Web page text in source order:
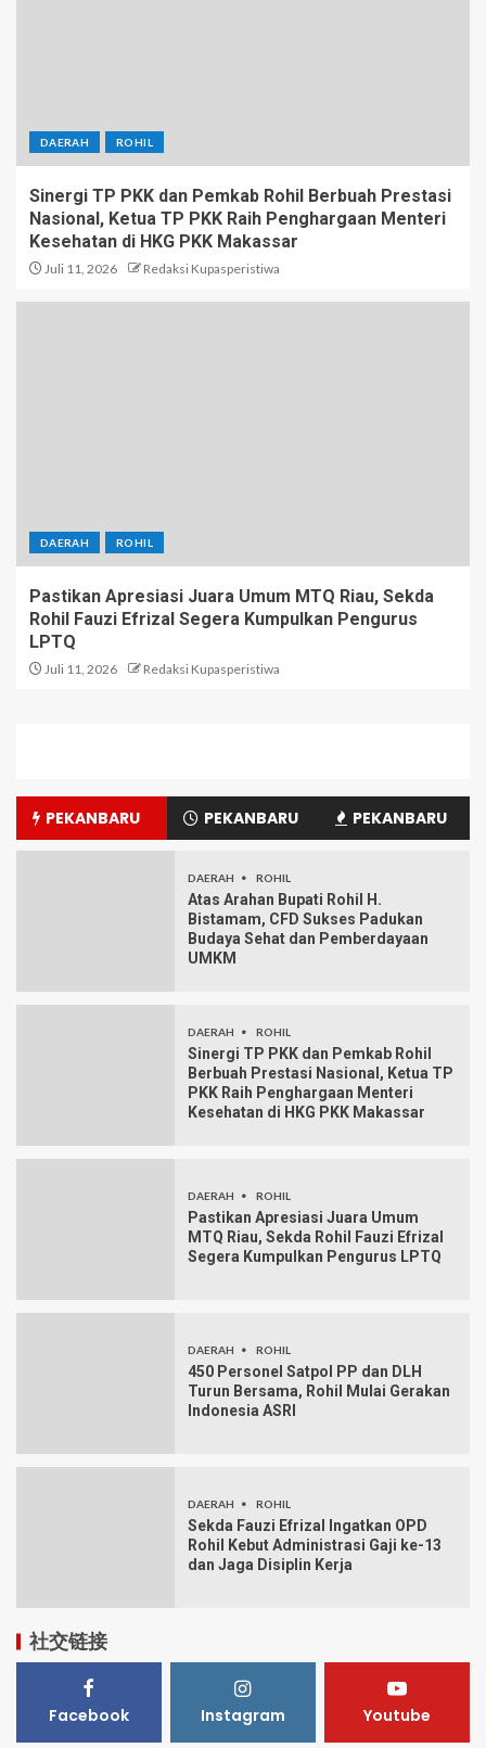
DAERAH ROHIL
Sinergi TP PKK dan Pemkab Rohil Berbuah Prestasi
Nasional, Ketua TP PKK Raih Penghargaan Menteri
Kesehatan di HKG PKK Makassar
Juli 11, 2026 Redaksi Kupasperistiwa
DAERAH ROHIL
Pastikan Apresiasi Juara Umum MTQ Riau, Sekda
Rohil Fauzi Efrizal Segera Kumpulkan Pengurus
LPTQ
Juli 11, 2026 Redaksi Kupasperistiwa
PEKANBARU PEKANBARU PEKANBARU
DAERAH ROHIL
Atas Arahan Bupati Rohil H.
Bistamam, CFD Sukses Padukan
Budaya Sehat dan Pemberdayaan
UMKM
DAERAH ROHIL
Sinergi TP PKK dan Pemkab Rohil
Berbuah Prestasi Nasional, Ketua TP
PKK Raih Penghargaan Menteri
Kesehatan di HKG PKK Makassar
DAERAH ROHIL
Pastikan Apresiasi Juara Umum
MTQ Riau, Sekda Rohil Fauzi Efrizal
Segera Kumpulkan Pengurus LPTQ
DAERAH ROHIL
450 Personel Satpol PP dan DLH
Turun Bersama, Rohil Mulai Gerakan
Indonesia ASRI
DAERAH ROHIL
Sekda Fauzi Efrizal Ingatkan OPD
Rohil Kebut Administrasi Gaji ke-13
dan Jaga Disiplin Kerja
社交链接
Facebook Instagram Youtube